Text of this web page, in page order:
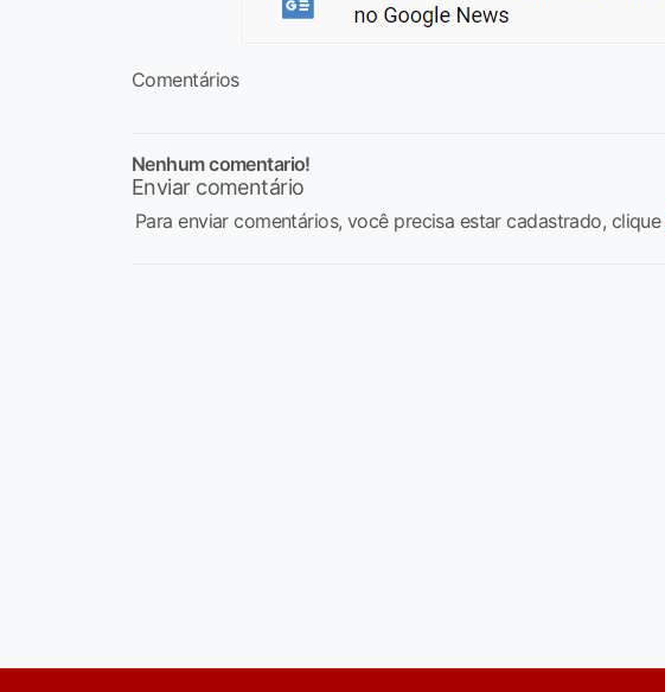
Comentários
Nenhum comentario!
Enviar comentário
Para enviar comentários, você precisa estar cadastrado, clique